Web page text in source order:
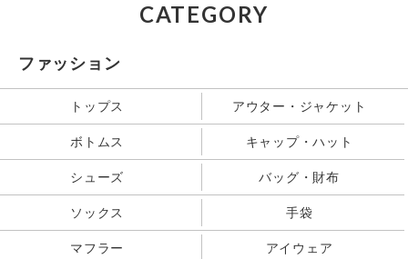
CATEGORY
ファッション
トップス アウター・ジャケット
ボトムス キャップ・ハット
シューズ バッグ・財布
ソックス 手袋
マフラー アイウェア